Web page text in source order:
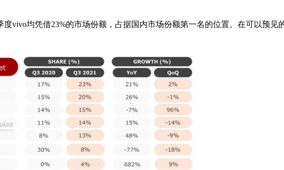
vivo均凭借23%的市场份额，占据国内市场份额第一名的位置。在可以预